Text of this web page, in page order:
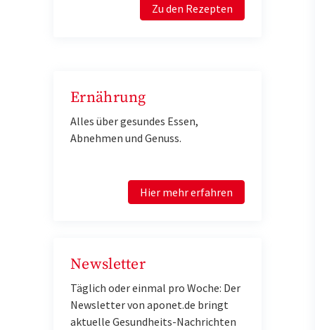
Zu den Rezepten
Ernährung
Alles über gesundes Essen,
Abnehmen und Genuss.
Hier mehr erfahren
Newsletter
Täglich oder einmal pro Woche: Der
Newsletter von aponet.de bringt
aktuelle Gesundheits-Nachrichten